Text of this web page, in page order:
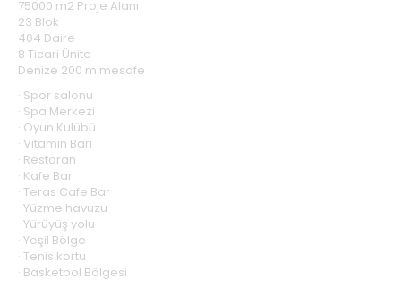
75000 m2 Proje Alanı
23 Blok
404 Daire
8 Ticari Ünite
Denize 200 m mesafe
· Spor salonu
· Spa Merkezi
· Oyun Kulübü
· Vitamin Barı
· Restoran
· Kafe Bar
· Teras Cafe Bar
· Yüzme havuzu
· Yürüyüş yolu
· Yeşil Bölge
· Tenis kortu
· Basketbol Bölgesi